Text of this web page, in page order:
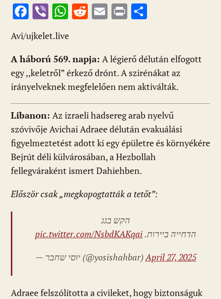
F
ac
e
b
o
o
k
Vi
b
er
W
at
s
A
p
p
R
di
t
E
l
Pr
m
e
g
Avi/ujkelet.live
A háború 569. napja: A légierő délután elfogott
egy ,,keletről” érkező drónt. A szirénákat az
irányelveknek megfelelően nem aktiválták.
Libanon: Az izraeli hadsereg arab nyelvű
szóvivője Avichai Adraee délután evakuálási
figyelmeztetést adott ki egy épületre és környékére
Bejrút déli külvárosában, a Hezbollah
fellegváraként ismert Dahiehben.
Először csak „megkopogtatták a tetőt”:
הקש בגג
הדחייה ביירות.pic.twitter.com/NsbdKAKqai
— יוסי שחבר (@yosishahbar)April 27, 2025
Adraee felszólította a civileket, hogy biztonságuk